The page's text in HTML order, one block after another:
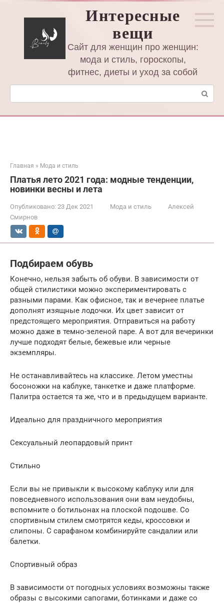
Интересные
вещи
Сайт для женщин про женщин:
мода и стиль, гороскопы,
фитнес, диеты и уход за собой
Поиск:
Главная » Мода и стиль
Платья лето 2021 года: модные тенденции,
новинки весны и лета
Опубликовано: 23 Дек 2021 Мода и стиль
Алексей
Смирнов
Подбираем обувь
Конечно, нельзя забыть об обуви. В зависимости от
общей стилистики можно экспериментировать с
разными парами. Как офисное, так и вечернее платье
дополнят изящные лодочки. Их цвет зависит от
предстоящего мероприятия. Отправиться на работу
можно даже в темно-зеленой паре. А вот для вечеринки
лучше подходят белые, бежевые или черные
экземпляры.
Не останавливайтесь на классике. Летом уместны
босоножки на каблуке, танкетке и даже платформе.
Палитра остается та же, что и в предыдущем варианте.
Идеально для праздничного мероприятия
Сексуальный леопардовый принт
Стильно
Если вы не привыкли к высокому каблуку или для
повседневного использования они вам неудобны,
вспомните о ботильонах на плоской подошве. Со
спортивным стилем смотрятся кеды, кроссовки и
слипоны. С сарафаном комбинируйте сандалии или
балетки.
Спортивный образ
В зависимости от погодных условиях возможны также
образы с высокими сапогами, ботинками и даже со